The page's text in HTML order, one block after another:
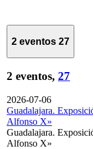
2 eventos 27
2 eventos, 27
2026-07-06
Guadalajara.
Alfonso X»
Guadalajara.
Alfonso X»